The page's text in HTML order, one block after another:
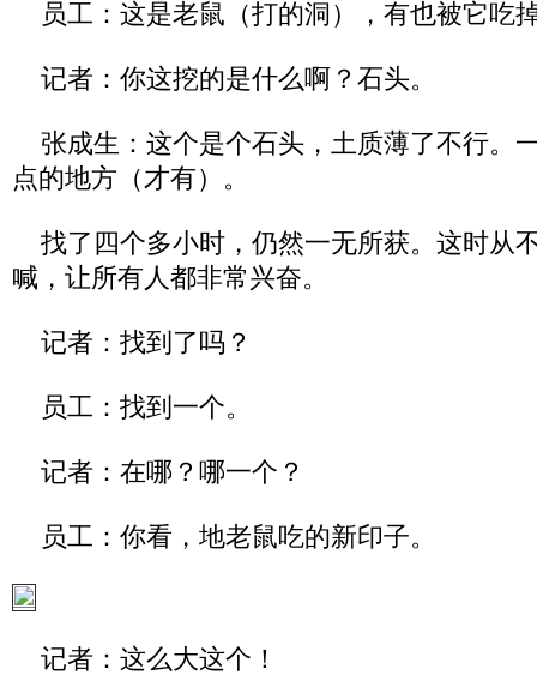
员工：这是老鼠（打的洞），有也被它吃
记者：你这挖的是什么啊？石头。
张成生：这个是个石头，土质薄了不行。
点的地方（才有）。
找了四个多小时，仍然一无所获。这时从
喊，让所有人都非常兴奋。
记者：找到了吗？
员工：找到一个。
记者：在哪？哪一个？
员工：你看，地老鼠吃的新印子。
记者：这么大这个！